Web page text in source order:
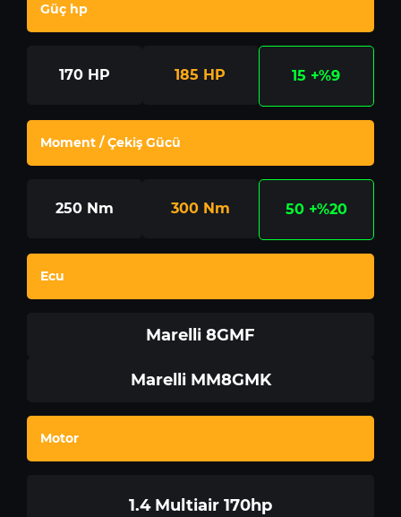
Güç hp
170 HP 185 HP 15 +%9
Moment / Çekiş Gücü
250 Nm 300 Nm 50 +%20
Ecu
Marelli 8GMF
Marelli MM8GMK
Motor
1.4 Multiair 170hp